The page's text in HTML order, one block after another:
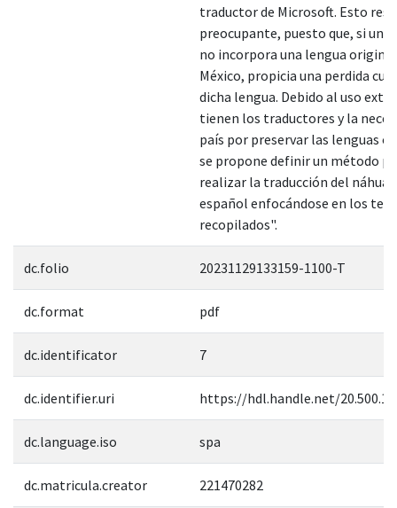
traductor de Microsoft. Esto
preocupante, puesto que, si un
no incorpora una lengua
México, propicia una perdida
dicha lengua. Debido al uso
tienen los traductores y la
país por preservar las lenguas
se propone definir un método
realizar la traducción del
español enfocándose en los
recopilados".
dc.folio 20231129133159-1100-T
dc.format pdf
dc.identificator 7
dc.identifier.uri https://hdl.handle.net/
dc.language.iso spa
dc.matricula.creator 221470282